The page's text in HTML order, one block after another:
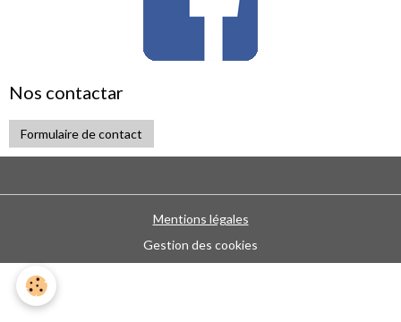
Nos contactar
Formulaire de contact
Mentions légales
Gestion des cookies